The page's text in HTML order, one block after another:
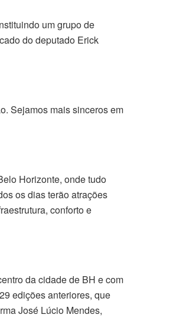
um grupo de
do deputado Erick
Sejamos mais sinceros em
Horizonte, onde tudo
os dias terão atrações
conforto e
da cidade de BH e com
edições anteriores, que
José Lúcio Mendes,